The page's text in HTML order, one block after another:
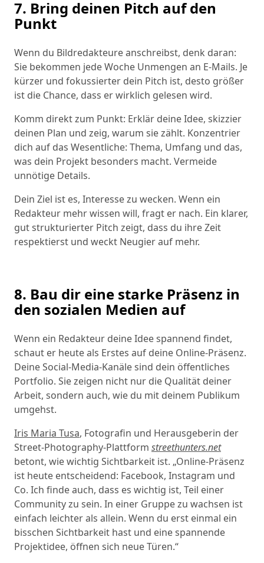
7. Bring deinen Pitch auf den
Punkt
Wenn du Bildredakteure anschreibst, denk daran:
Sie bekommen jede Woche Unmengen an E-Mails. Je
kürzer und fokussierter dein Pitch ist, desto größer
ist die Chance, dass er wirklich gelesen wird.
Komm direkt zum Punkt: Erklär deine Idee, skizzier
deinen Plan und zeig, warum sie zählt. Konzentrier
dich auf das Wesentliche: Thema, Umfang und das,
was dein Projekt besonders macht. Vermeide
unnötige Details.
Dein Ziel ist es, Interesse zu wecken. Wenn ein
Redakteur mehr wissen will, fragt er nach. Ein klarer,
gut strukturierter Pitch zeigt, dass du ihre Zeit
respektierst und weckt Neugier auf mehr.
8. Bau dir eine starke Präsenz in
den sozialen Medien auf
Wenn ein Redakteur deine Idee spannend findet,
schaut er heute als Erstes auf deine Online-Präsenz.
Deine Social-Media-Kanäle sind dein öffentliches
Portfolio. Sie zeigen nicht nur die Qualität deiner
Arbeit, sondern auch, wie du mit deinem Publikum
umgehst.
Iris Maria Tusa, Fotografin und Herausgeberin der
Street-Photography-Plattform streethunters.net
betont, wie wichtig Sichtbarkeit ist. „Online-Präsenz
ist heute entscheidend: Facebook, Instagram und
Co. Ich finde auch, dass es wichtig ist, Teil einer
Community zu sein. In einer Gruppe zu wachsen ist
einfach leichter als allein. Wenn du erst einmal ein
bisschen Sichtbarkeit hast und eine spannende
Projektidee, öffnen sich neue Türen.“